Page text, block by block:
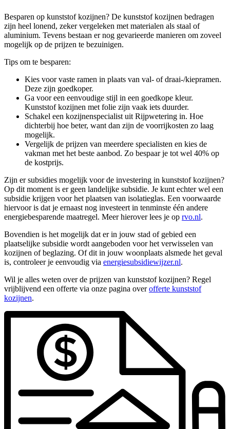
Besparen op kunststof kozijnen? De kunststof kozijnen bedragen
zijn heel lonend, zeker vergeleken met materialen als staal of
aluminium. Tevens bestaan er nog gevarieerde manieren om zoveel
mogelijk op de prijzen te bezuinigen.
Tips om te besparen:
Kies voor vaste ramen in plaats van val- of draai-/kiepramen.
Deze zijn goedkoper.
Ga voor een eenvoudige stijl in een goedkope kleur.
Kunststof kozijnen met folie zijn vaak iets duurder.
Schakel een kozijnenspecialist uit Rijpwetering in. Hoe
dichterbij hoe beter, want dan zijn de voorrijkosten zo laag
mogelijk.
Vergelijk de prijzen van meerdere specialisten en kies de
vakman met het beste aanbod. Zo bespaar je tot wel 40% op
de kostprijs.
Zijn er subsidies mogelijk voor de investering in kunststof kozijnen?
Op dit moment is er geen landelijke subsidie. Je kunt echter wel een
subsidie krijgen voor het plaatsen van isolatieglas. Een voorwaarde
hiervoor is dat je ernaast nog investeert in tenminste één andere
energiebesparende maatregel. Meer hierover lees je op rvo.nl.
Bovendien is het mogelijk dat er in jouw stad of gebied een
plaatselijke subsidie wordt aangeboden voor het verwisselen van
kozijnen of beglazing. Of dit in jouw woonplaats alsmede het geval
is, controleer je eenvoudig via energiesubsidiewijzer.nl.
Wil je alles weten over de prijzen van kunststof kozijnen? Regel
vrijblijvend een offerte via onze pagina overofferte kunststof
kozijnen.